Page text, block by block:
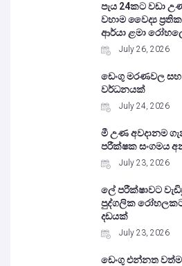
පැය 24කට වඩා
වහාම වෛද්‍ය
ආර්යා ළමා
July 26, 2026
ඩෙංගු මරණවල
වර්ධනයක්
July 24, 2026
මී උණ අවදානම
පරීක්ෂක සංගමය
July 23, 2026
ලේ පරීක්ෂාවට
පුද්ගලික රෝහලකට
දඩයක්
July 23, 2026
ඩෙංගු එන්නත